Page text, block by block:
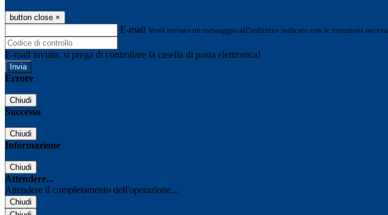
button close ×
E-mail Verrà inviato un messaggio all'indirizzo indicato con le istruzioni
E-mail inviata, si prega di controllare la casella di posta elettronica!
Errore
Chiudi
Successo
Chiudi
Informazione
Chiudi
Attendere...
Attendere il completamento dell'operazione...
Chiudi